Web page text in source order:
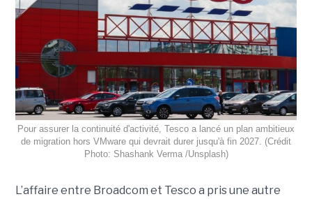
Pour assurer la continuité d'activité, Tesco a lancé un plan ambitieux
de migration hors VMware qui devrait durer jusqu'à fin 2027. (Crédit
Photo: Shashank Verma /Unsplash)
L’affaire entre Broadcom et Tesco a pris une autre